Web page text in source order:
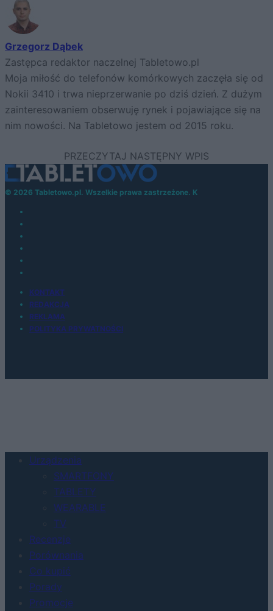
Grzegorz Dąbek
Zastępca redaktor naczelnej Tabletowo.pl
Moja miłość do telefonów komórkowych zaczęła się od
Nokii 3410 i trwa nieprzerwanie po dziś dzień. Z dużym
zainteresowaniem obserwuję rynek i pojawiające się na
nim nowości. Na Tabletowo jestem od 2015 roku.
© 2026 Tabletowo.pl. Wszelkie prawa zastrzeżone. K
KONTAKT
REDAKCJA
REKLAMA
POLITYKA PRYWATNOŚCI
Urządzenia
SMARTFONY
TABLETY
WEARABLE
TV
Recenzje
Porównania
Co kupić
Porady
Promocje